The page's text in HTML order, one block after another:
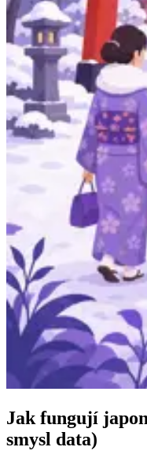
Jak fungují
smysl data)